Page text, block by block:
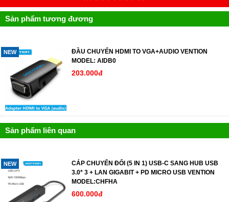
Sản phẩm tương đương
NEW
ĐẦU CHUYỂN HDMI TO VGA+AUDIO VENTION
MODEL: AIDB0
203.000đ
Sản phẩm liên quan
NEW
CÁP CHUYỂN ĐỔI (5 IN 1) USB-C SANG HUB USB
3.0* 3 + LAN GIGABIT + PD MICRO USB VENTION
MODEL:CHFHA
600.000đ